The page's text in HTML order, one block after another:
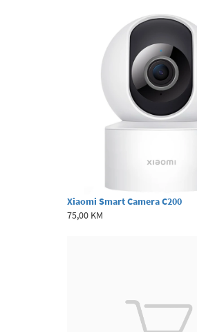
Xiaomi Smart Camera C200
75,00 KM